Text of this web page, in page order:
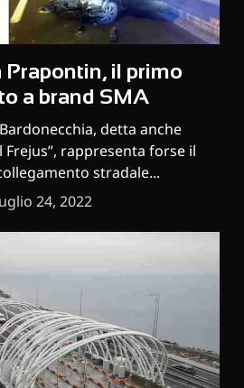
Prapontin, il primo
a brand SMA
detta anche
Frejus”, rappresenta forse il
stradale...
24, 2022